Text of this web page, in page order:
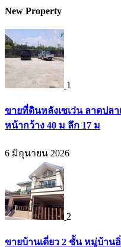
New Property
1
ขายที่ดินหลังเซเว่น ลาดปลา
หน้ากว้าง 40 ม ลึก 17 ม
6 มิถุนายน 2026
2
ขายบ้านเดี่ยว 2 ชั้น หมู่บ้า